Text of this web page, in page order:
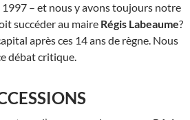
1997 – et nous y avons toujours notre
succéder au maire Régis Labeaume?
après ces 14 ans de règne. Nous
débat critique.